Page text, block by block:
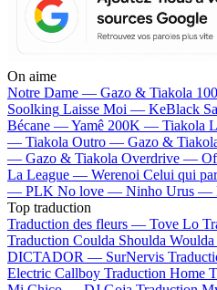
On aime
Notre Dame — Gazo & Tiakola
Soolking Laisse Moi — KeBlack
Bécane —Yamê 200K — Tiakola
— Tiakola Outro — Gazo &
— Gazo & Tiakola Overdrive —
La League — Werenoi Celui qui
— PLK No love — Ninho Urus —
Top traduction
Traduction des fleurs — Tove Lo
Traduction Coulda Shoulda
DICTADOR — SurNervis
Electric Callboy Traduction Home